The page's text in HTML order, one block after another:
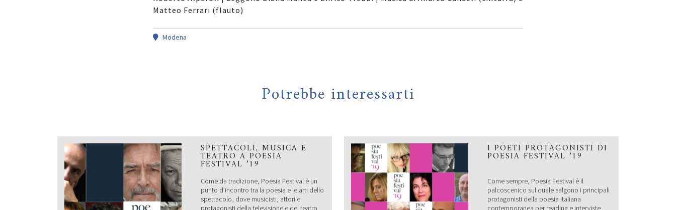
Matteo Ferrari (flauto)
Modena
Potrebbe interessarti
SPETTACOLI, MUSICA E
TEATRO A POESIA
FESTIVAL ’19
Come da tradizione, Poesia Festival è un
punto d’incontro tra la poesia e le arti dello
spettacolo, dove musicisti, attori e
protagonisti della televisione e del teatro
I POETI PROTAGONISTI DI
POESIA FESTIVAL ’19
Come sempre, Poesia Festival è il
palcoscenico sul quale salgono i principali
protagonisti della poesia italiana
contemporanea per reading e interviste